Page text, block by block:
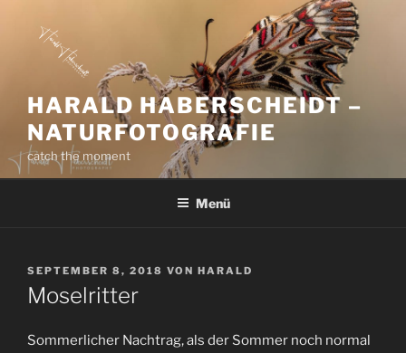
HARALD HABERSCHEIDT –
NATURFOTOGRAFIE
catch the moment
Menü
VERÖFFENTLICHT
AM
SEPTEMBER 8, 2018 VON HARALD
Moselritter
Sommerlicher Nachtrag, als der Sommer noch normal